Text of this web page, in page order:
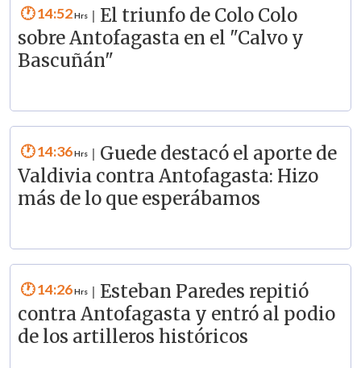
14:52
El triunfo de Colo Colo
sobre Antofagasta en el "Calvo y
Bascuñán"
14:36
Guede destacó el aporte de
Valdivia contra Antofagasta: Hizo
más de lo que esperábamos
14:26
Esteban Paredes repitió
contra Antofagasta y entró al podio
de los artilleros históricos